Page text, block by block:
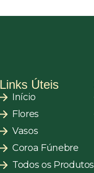
Links Úteis
Início
Flores
Vasos
Coroa Fúnebre
Todos os Produtos